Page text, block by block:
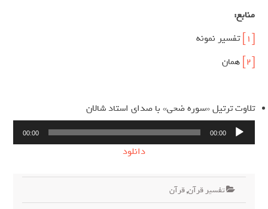
منابع:
[1]
تفسیر نمونه
[2]
همان
تلاوت ترتيل «سوره ضحى» با صدای استاد شالان
پخش‌کننده
صوت
00:00
00:00
دانلود
تفسیر قرآن,قرآن